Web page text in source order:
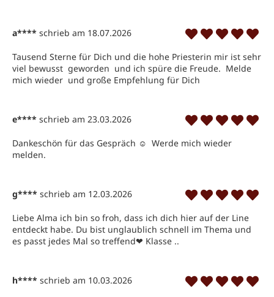
a**** schrieb am 18.07.2026
Tausend Sterne für Dich und die hohe Priesterin mir ist sehr
viel bewusst  geworden  und ich spüre die Freude.  Melde
mich wieder  und große Empfehlung für Dich
e**** schrieb am 23.03.2026
Dankeschön für das Gespräch ☺ ️ Werde mich wieder
melden.
g**** schrieb am 12.03.2026
Liebe Alma ich bin so froh, dass ich dich hier auf der Line
entdeckt habe. Du bist unglaublich schnell im Thema und
es passt jedes Mal so treffend❤ ️Klasse ..
h**** schrieb am 10.03.2026